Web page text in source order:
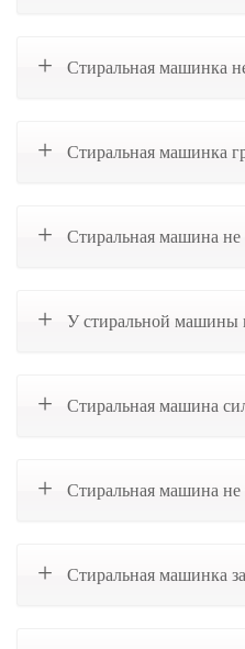
Стиральная машинка
Стиральная машинка
Стиральная машина не
У стиральной машины
Стиральная машина
Стиральная машина не
Стиральная машинка